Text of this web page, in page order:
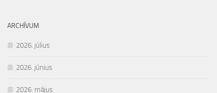
ARCHÍVUM
2026. július
2026. június
2026. május